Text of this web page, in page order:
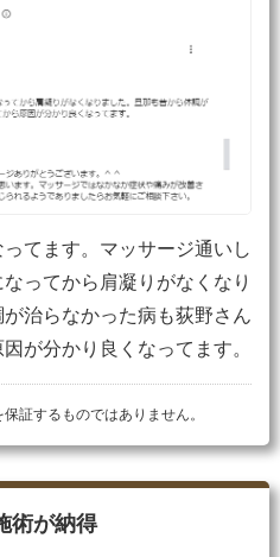
てます。マッサージ通いし
ってから肩凝りがなくなり
治らなかった病も荻野さん
が分かり良くなってます。
証するものではありません。
術が納得